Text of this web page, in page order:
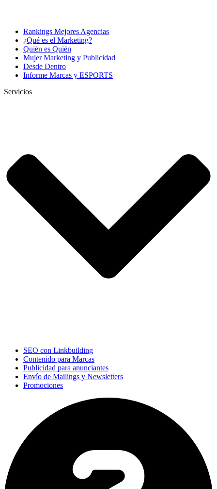
Rankings Mejores Agencias
¿Qué es el Marketing?
Quién es Quién
Mujer Marketing y Publicidad
Desde Dentro
Informe Marcas y ESPORTS
Servicios
SEO con Linkbuilding
Contenido para Marcas
Publicidad para anunciantes
Envío de Mailings y Newsletters
Promociones